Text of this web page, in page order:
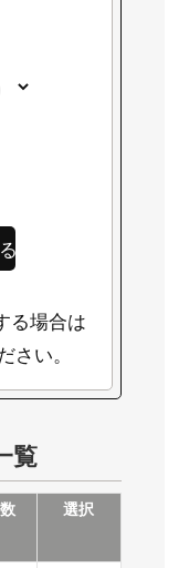
る場合は
い。
覧
選択